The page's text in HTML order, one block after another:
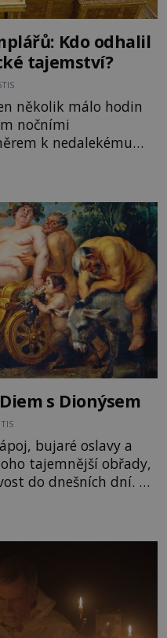
Kdo odhalil
tajemství?
několik málo hodin
nočními
k nedalekému
ramena ranec s
máme namířeno,
z templářů. „Do Sk
s Dionýsem
bujaré oslavy a
tajemnější obřady,
do dnešních dní. Co
jemuž Římané říkají